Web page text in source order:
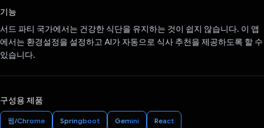
기능
서드 파티 국가에서는 건강한 식단을 유지하는 것이 쉽지 않습니다. 이 앱
에서는 환경설정을 설정하고 AI가 자동으로 식사 추천을 제공하도록 할 수
있습니다.
구성용 제품
웹/Chrome Springboot Gemini React